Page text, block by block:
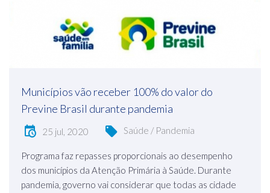
Municípios vão receber 100% do valor do
Previne Brasil durante pandemia
25 jul, 2020 Saúde / Pandemia
Programa faz repasses proporcionais ao desempenho
dos municípios da Atenção Primária à Saúde. Durante
pandemia, governo vai considerar que todas as cidade